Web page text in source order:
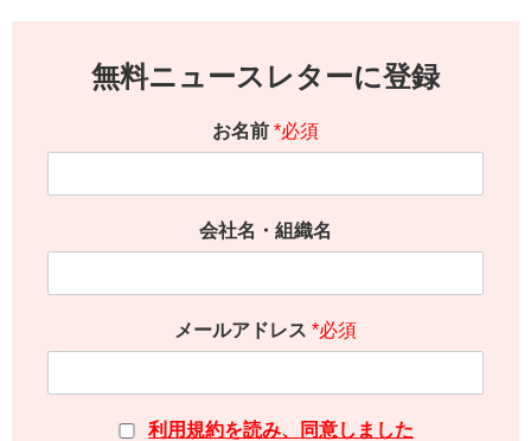
無料ニュースレターに登録
お名前 *必須
会社名・組織名
メールアドレス *必須
利用規約を読み、同意しました